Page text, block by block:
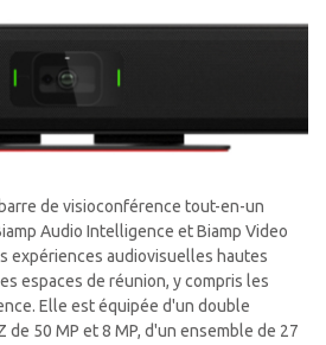
de visioconférence tout-en-un
Audio Intelligence et Biamp Video
expériences audiovisuelles hautes
espaces de réunion, y compris les
Elle est équipée d'un double
de 50 MP et 8 MP, d'un ensemble de 27